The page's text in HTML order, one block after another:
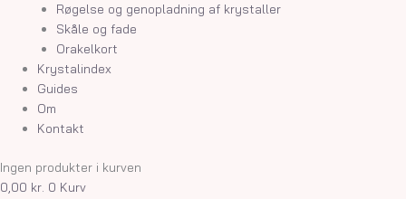
Røgelse og genopladning af krystaller
Skåle og fade
Orakelkort
Krystalindex
Guides
Om
Kontakt
Ingen produkter i kurven
0,00 kr. 0 Kurv